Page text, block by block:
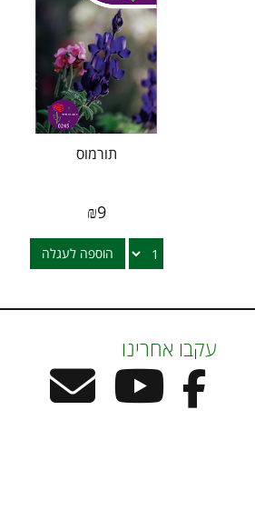
תורמוס
₪9
הוספה לעגלה
עקבו אחרינו